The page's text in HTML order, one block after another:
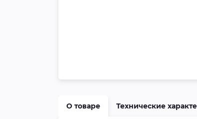
О товаре Технические